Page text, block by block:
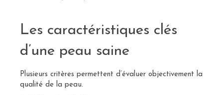
Les caractéristiques clés
d’une peau saine
Plusieurs critères permettent d’évaluer objectivement la
qualité de la peau.